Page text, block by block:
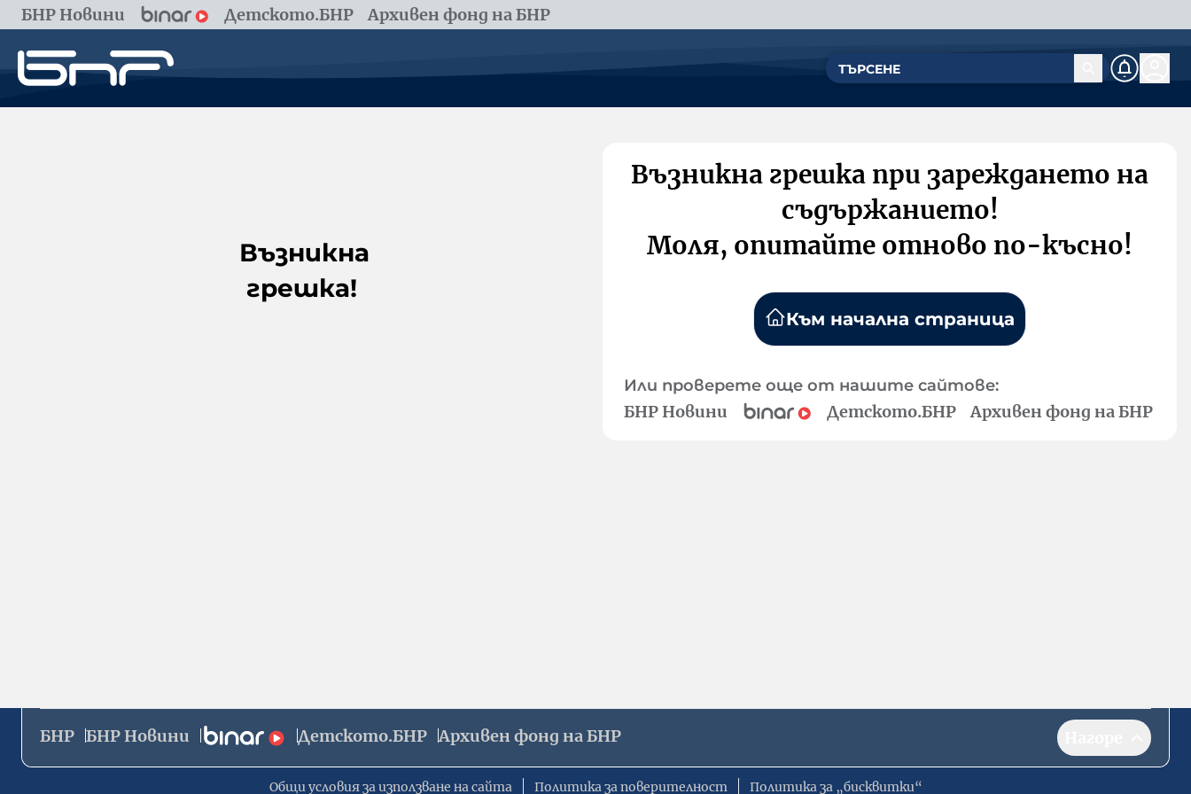
БНР Новини Детското.БНР Архивен фонд на БНР
Възникна
грешка!
Възникна грешка при зареждането на
съдържанието!
Моля, опитайте отново по-късно!
Към начална страница
Или проверете още от нашите сайтове:
БНР Новини Детското.БНР Архивен фонд на БНР
БНР БНР Новини Детското.БНР Архивен фонд на БНР
Общи условия за използване на сайта Политика за поверителност Политика за „бисквитки“